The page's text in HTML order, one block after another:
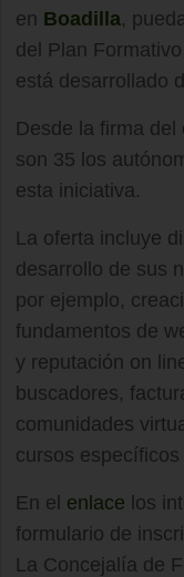
en Boadilla,
del Plan
está desarrollado
Desde la firma
son 35 los
esta iniciativa.
La oferta incluye
desarrollo de sus
por ejemplo,
fundamentos de
y reputación on
buscadores,
comunidades
cursos
En el enlace los
formulario de
La Concejalía de